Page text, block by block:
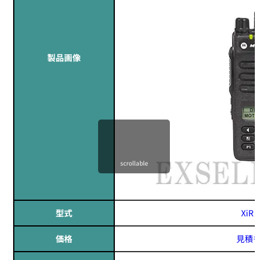
製品画像
型式 XiR
価格 見積も
scrollable